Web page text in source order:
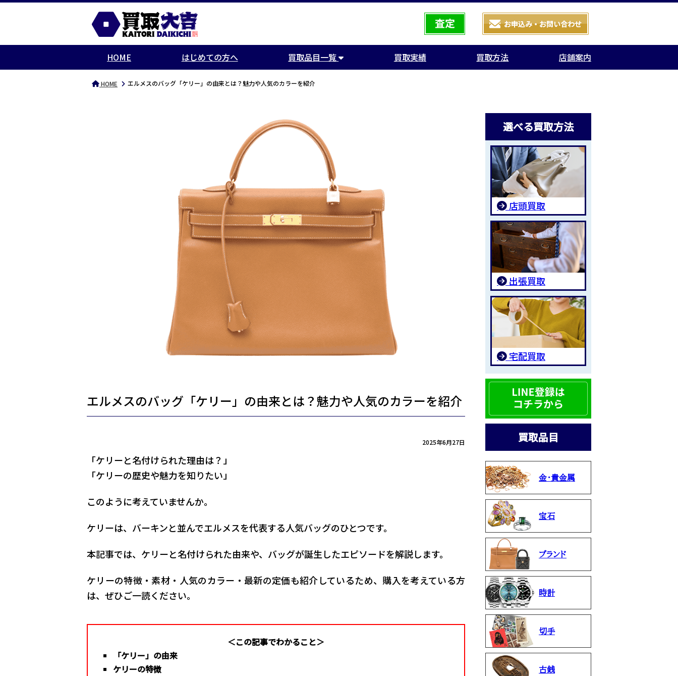
HOME はじめての方へ 買取品目一覧 買取実績 買取方法 店舗案内
HOME エルメスのバッグ「ケリー」の由来とは？魅力や人気のカラーを紹介
エルメスのバッグ「ケリー」の由来とは？魅力や人気のカラーを紹介
2025年6月27日
「ケリーと名付けられた理由は？」
「ケリーの歴史や魅力を知りたい」
このように考えていませんか。
ケリーは、バーキンと並んでエルメスを代表する人気バッグのひとつです。
本記事では、ケリーと名付けられた由来や、バッグが誕生したエピソードを解説します。
ケリーの特徴・素材・人気のカラー・最新の定価も紹介しているため、購入を考えている方
は、ぜひご一読ください。
＜この記事でわかること＞
「ケリー」の由来
ケリーの特徴
選べる買取方法
店頭買取
出張買取
宅配買取
買取品目
金・貴金属
宝石
ブランド
時計
切手
古銭